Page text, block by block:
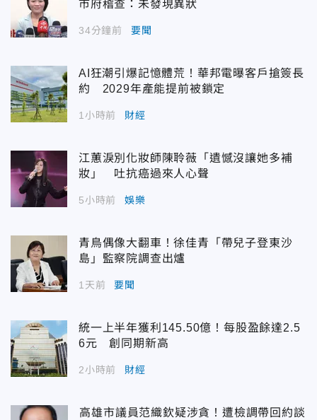
市府稽查：未發現異狀
34分鐘前 要聞
AI狂潮引爆記憶體荒！華邦電曝客戶搶簽長
約 2029年產能提前被鎖定
1小時前 財經
江蕙淚別化妝師陳聆薇「遺憾沒讓她多補
妝」 吐抗癌過來人心聲
5小時前 娛樂
青鳥偶像大翻車！徐佳青「帶兒子登東沙
島」監察院調查出爐
1天前 要聞
統一上半年獲利145.50億！每股盈餘達2.5
6元 創同期新高
2小時前 財經
高雄市議員范織欽疑涉貪！遭檢調帶回約談